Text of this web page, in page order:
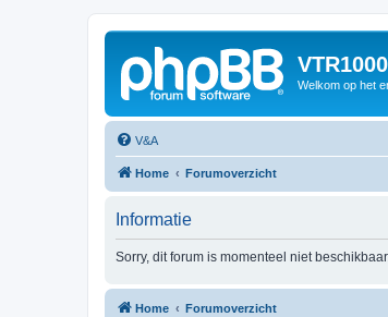
Welkom op het
V&A
Home Forumoverzicht
Informatie
Sorry, dit forum is momenteel niet beschikbaar.
Home Forumoverzicht